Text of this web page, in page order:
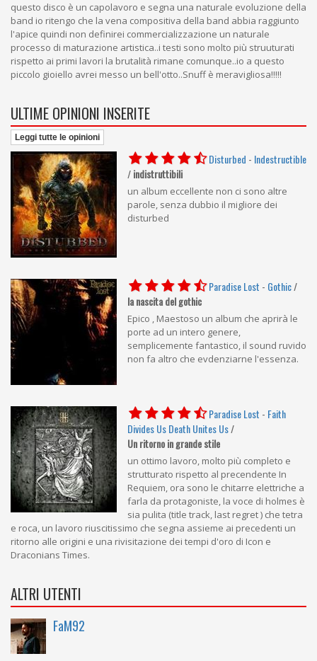
questo disco è un capolavoro e segna una naturale evoluzione della
band io ritengo che la vena compositiva della band abbia raggiunto
l'apice quindi non definirei commercializzazione un naturale
processo di maturazione artistica..i testi sono molto più struuturati
rispetto ai primi lavori la brutalità rimane comunque..io a questo
piccolo gioiello avrei messo un bell'otto..Snuff è meravigliosa!!!!!
ULTIME OPINIONI INSERITE
Leggi tutte le opinioni
Disturbed - Indestructible
/indistruttibili
un album eccellente non ci sono altre
parole, senza dubbio il migliore dei
disturbed
Paradise Lost - Gothic/
la nascita del gothic
Epico , Maestoso un album che aprirà le
porte ad un intero genere,
semplicemente fantastico, il sound ruvido
non fa altro che evdenziarne l'essenza.
Paradise Lost - Faith
Divides Us Death Unites Us/
Un ritorno in grande stile
un ottimo lavoro, molto più completo e
strutturato rispetto al precendente In
Requiem, ora sono le chitarre elettriche a
farla da protagoniste, la voce di holmes è
sia pulita (title track, last regret ) che tetra
e roca, un lavoro riuscitissimo che segna assieme ai precedenti un
ritorno alle origini e una rivisitazione dei tempi d'oro di Icon e
Draconians Times.
ALTRI UTENTI
FaM92